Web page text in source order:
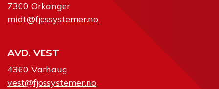
7300 Orkanger
midt@fjossystemer.no
AVD. VEST
4360 Varhaug
vest@fjossystemer.no